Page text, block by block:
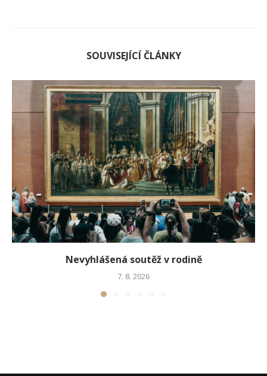
SOUVISEJÍCÍ ČLÁNKY
Nevyhlášená soutěž v rodině
7. 8. 2026